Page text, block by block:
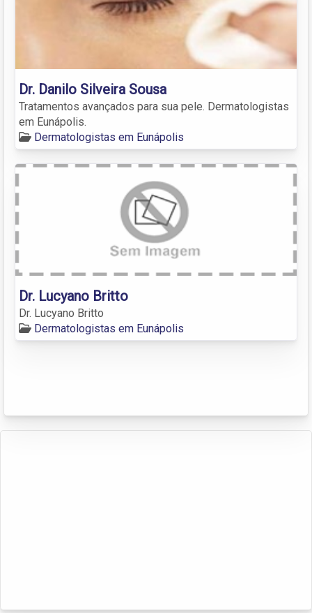
Dr. Danilo Silveira Sousa
Tratamentos avançados para sua pele. Dermatologistas
em Eunápolis.
Dermatologistas em Eunápolis
Dr. Lucyano Britto
Dr. Lucyano Britto
Dermatologistas em Eunápolis